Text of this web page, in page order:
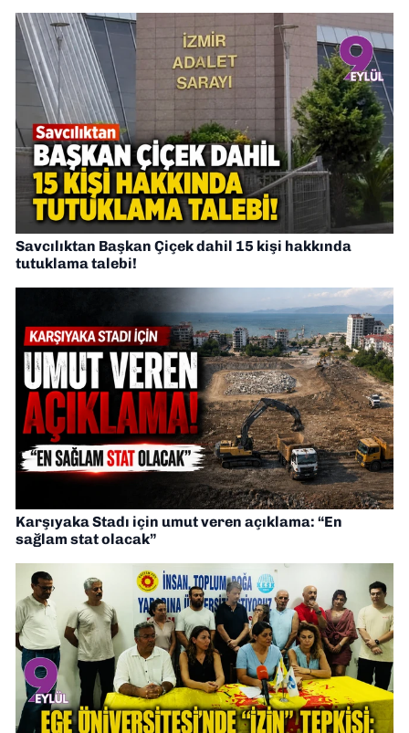
Savcılıktan Başkan Çiçek dahil 15 kişi hakkında
tutuklama talebi!
Karşıyaka Stadı için umut veren açıklama: “En
sağlam stat olacak”